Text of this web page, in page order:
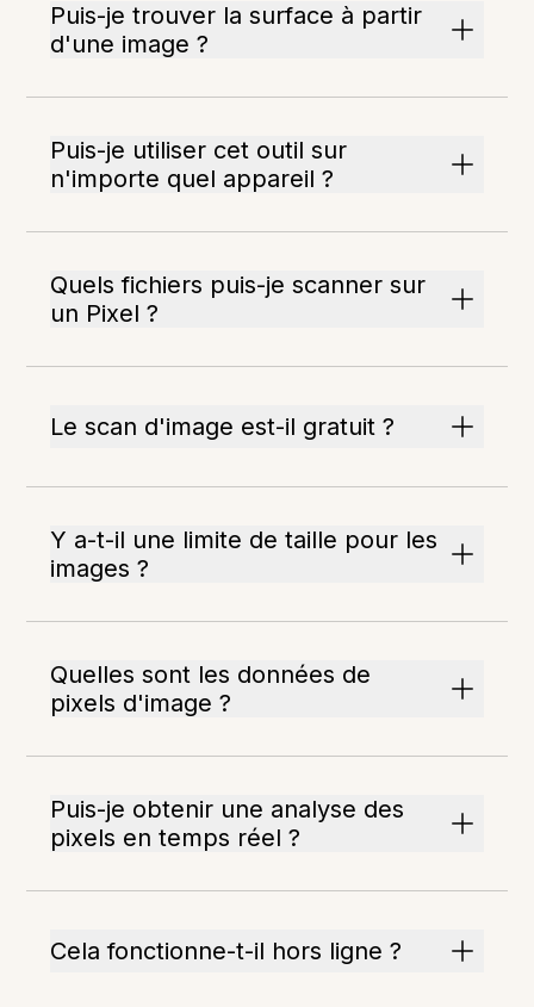
Puis-je trouver la surface à partir
d'une image ?
Puis-je utiliser cet outil sur
n'importe quel appareil ?
Quels fichiers puis-je scanner sur
un Pixel ?
Le scan d'image est-il gratuit ?
Y a-t-il une limite de taille pour les
images ?
Quelles sont les données de
pixels d'image ?
Puis-je obtenir une analyse des
pixels en temps réel ?
Cela fonctionne-t-il hors ligne ?